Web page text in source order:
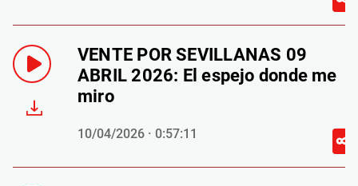
VENTE POR SEVILLANAS 09
ABRIL 2026: El espejo donde me
miro
10/04/2026 · 0:57:11